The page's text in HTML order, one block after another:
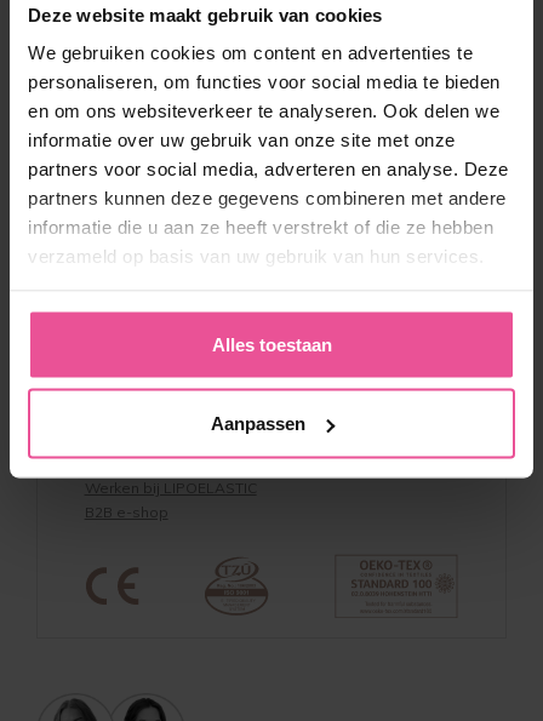
Deze website maakt gebruik van cookies
We gebruiken cookies om content en advertenties te
personaliseren, om functies voor social media te bieden
en om ons websiteverkeer te analyseren. Ook delen we
informatie over uw gebruik van onze site met onze
partners voor social media, adverteren en analyse. Deze
partners kunnen deze gegevens combineren met andere
informatie die u aan ze heeft verstrekt of die ze hebben
verzameld op basis van uw gebruik van hun services.
Alles toestaan
Aanpassen
Klantenservice
Contact
Boutique
Verzendmethoden en betalen
Algemene Voorwaarden
Retourneren
Kortingscodes & Voorwaarden
Privacy verklaring
Over ons & Contact
Referentie
Werken bij LIPOELASTIC
B2B e-shop